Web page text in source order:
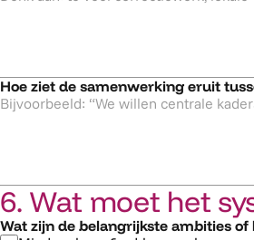
Hoe ziet de samenwerking eruit
6. Wat moet het
Wat zijn de belangrijkste ambities